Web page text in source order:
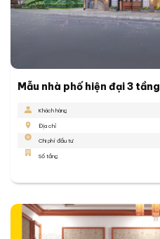
Mẫu nhà phố hiện đại 3 tầng
Khách hàng
Địa chỉ
Chi phí đầu tư
Số tầng